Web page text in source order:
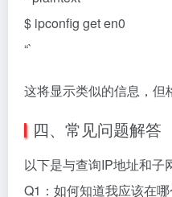
$ ipconfig get en0
“`
这将显示类似的信息，但
四、常见问题解答
以下是与查询IP地址和子
Q1：如何知道我应该在